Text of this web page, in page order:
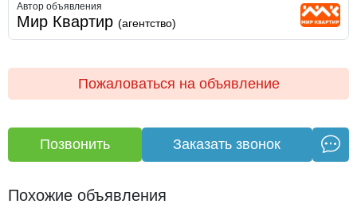
Автор объявления
Мир Квартир (агентство)
Пожаловаться на объявление
Позвонить Заказать звонок
Похожие объявления